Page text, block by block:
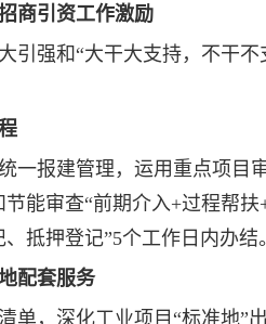
商引资工作激励
引强和“大干大支持，不干
一报建管理，运用重点项目
能审查“前期介入+过程帮
抵押登记”5个工作日内办结
配套服务
单，深化工业项目“标准地”